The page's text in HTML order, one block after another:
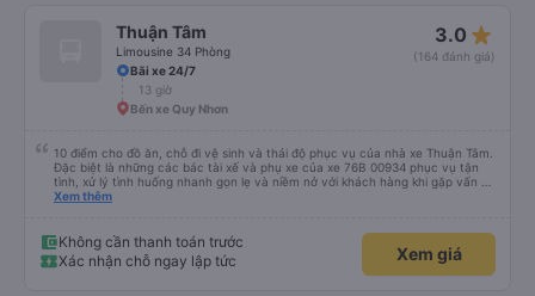
Thuận Tâm
Limousine 34 Phòng
3.0 star_rate
(164 đánh giá)
Bãi xe 24/7
13 giờ
Bến xe Quy Nhơn
10 điểm cho đồ ăn, chỗ đi vệ sinh và thái độ phục vụ của nhà xe Thuận Tâm.
Đặc biệt là những các bác tài xế và phụ xe của xe 76B 00934 phục vụ tận
tình, xử lý tình huống nhanh gọn lẹ và niềm nở với khách hàng khi gặp vấn đề
không may. Mình đặt xe lúc 6:00 không may không gửi được xe máy ở lại,
Xem thêm
Không cần thanh toán trước
Xác nhận chỗ ngay lập tức
Xem giá